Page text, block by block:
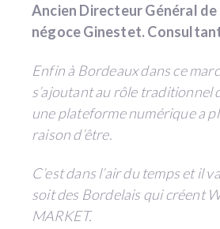
Ancien Directeur Général
négoce Ginestet.
Enfin à Bordeaux dans ce
s’ajoutant au rôle traditionnel
une plateforme numérique a
raison d’être.
C’est dans l’air du temps et il
soit des Bordelais qui créent
MARKET.